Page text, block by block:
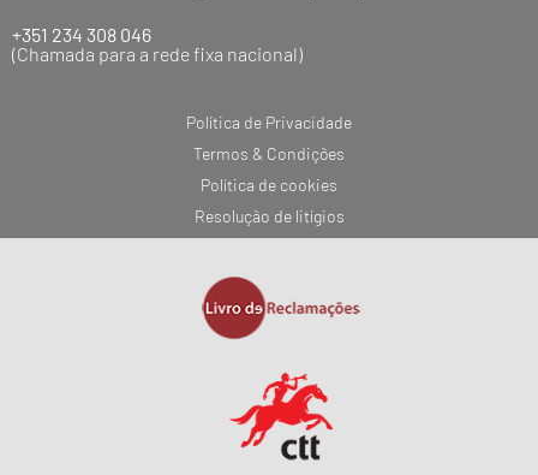
Política de Privacidade
Termos & Condições
Política de cookies
Resolução de litígios
+351 234 308 046
(Chamada para a rede fixa nacional)